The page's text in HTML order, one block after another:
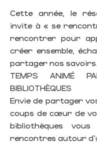
Cette année, le
invite à « se
rencontrer pour
créer ensemble,
partager nos savoirs.
TEMPS ANIMÉ
BIBLIOTHÈQUES
Envie de partager
coups de cœur de
bibliothèques
rencontres autour